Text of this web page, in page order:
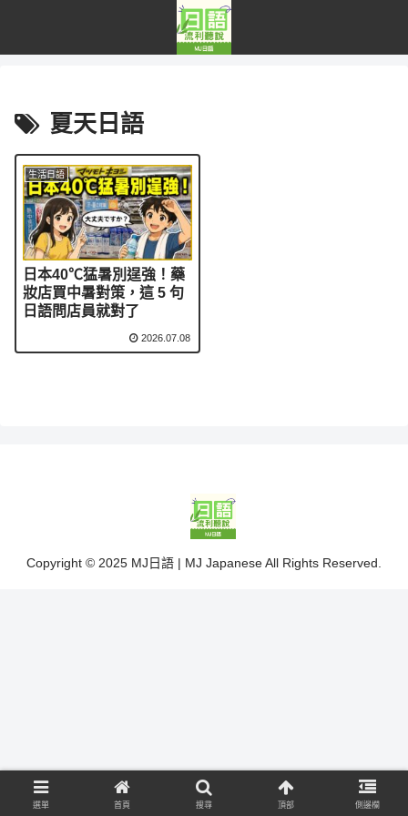
夏天日語
生活日語
日本40℃猛暑別逞強！藥
妝店買中暑對策，這 5 句
日語問店員就對了
2026.07.08
Copyright © 2025 MJ日語 | MJ Japanese All Rights Reserved.
選單 首頁 搜尋 頂部 側邊欄